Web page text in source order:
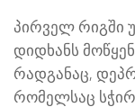
პირველ რიგში
დიდხანს
რადგანაც,
რომელსაც